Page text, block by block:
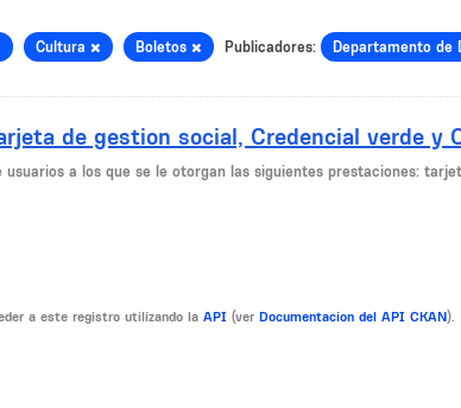
Cultura Boletos Publicadores: Departamento de
de gestion social, Credencial verde y
usuarios a los que se le otorgan las siguientes prestaciones:
a este registro utilizando la API (ver Documentacion del API CKAN).